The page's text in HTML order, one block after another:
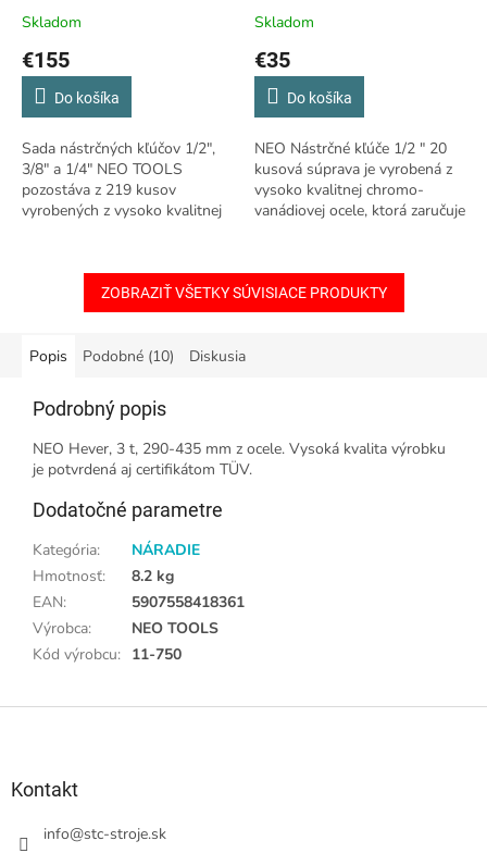
1/2", 3/8", 1/4", CrV
Skladom
€155
Do košíka
Sada nástrčných kľúčov 1/2",
3/8" a 1/4" NEO TOOLS
pozostáva z 219 kusov
vyrobených z vysoko kvalitnej
súprava 20 ks
Skladom
€35
Do košíka
NEO Nástrčné kľúče 1/2 " 20
kusová súprava je vyrobená z
vysoko kvalitnej chromo-
vanádiovej ocele, ktorá zaručuje
ZOBRAZIŤ VŠETKY SÚVISIACE PRODUKTY
Popis Podobné (10) Diskusia
Podrobný popis
NEO Hever, 3 t, 290-435 mm z ocele. Vysoká kvalita výrobku
je potvrdená aj certifikátom TÜV.
Dodatočné parametre
Kategória:
NÁRADIE
Hmotnosť:
8.2 kg
EAN:
5907558418361
Výrobca:
NEO TOOLS
Kód výrobcu: 11-750
Kontakt
info@stc-stroje.sk